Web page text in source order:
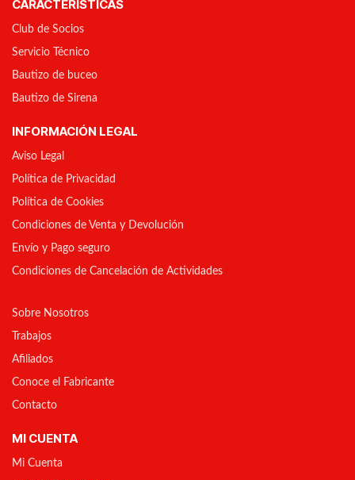
CARACTERÍSTICAS
Club de Socios
Servicio Técnico
Bautizo de buceo
Bautizo de Sirena
INFORMACIÓN LEGAL
Aviso Legal
Política de Privacidad
Política de Cookies
Condiciones de Venta y Devolución
Envío y Pago seguro
Condiciones de Cancelación de Actividades
Sobre Nosotros
Trabajos
Afiliados
Conoce el Fabricante
Contacto
MI CUENTA
Mi Cuenta